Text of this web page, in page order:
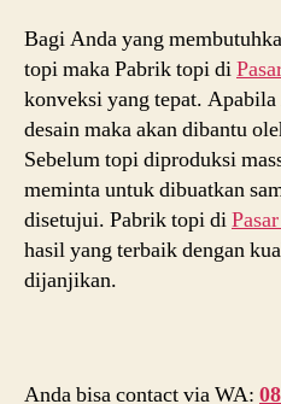
Bagi Anda yang
topi maka Pabrik topi di
konveksi yang tepat.
desain maka akan dibantu
Sebelum topi diproduksi
meminta untuk dibuatkan
disetujui. Pabrik topi di
hasil yang terbaik dengan
dijanjikan.
Anda bisa contact via WA: